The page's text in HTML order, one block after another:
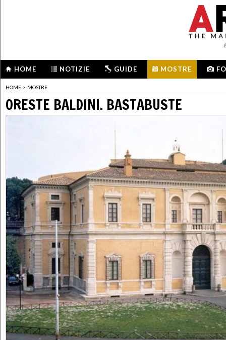
HOME NOTIZIE GUIDE MOSTRE
HOME > MOSTRE
ORESTE BALDINI. BASTABUSTE